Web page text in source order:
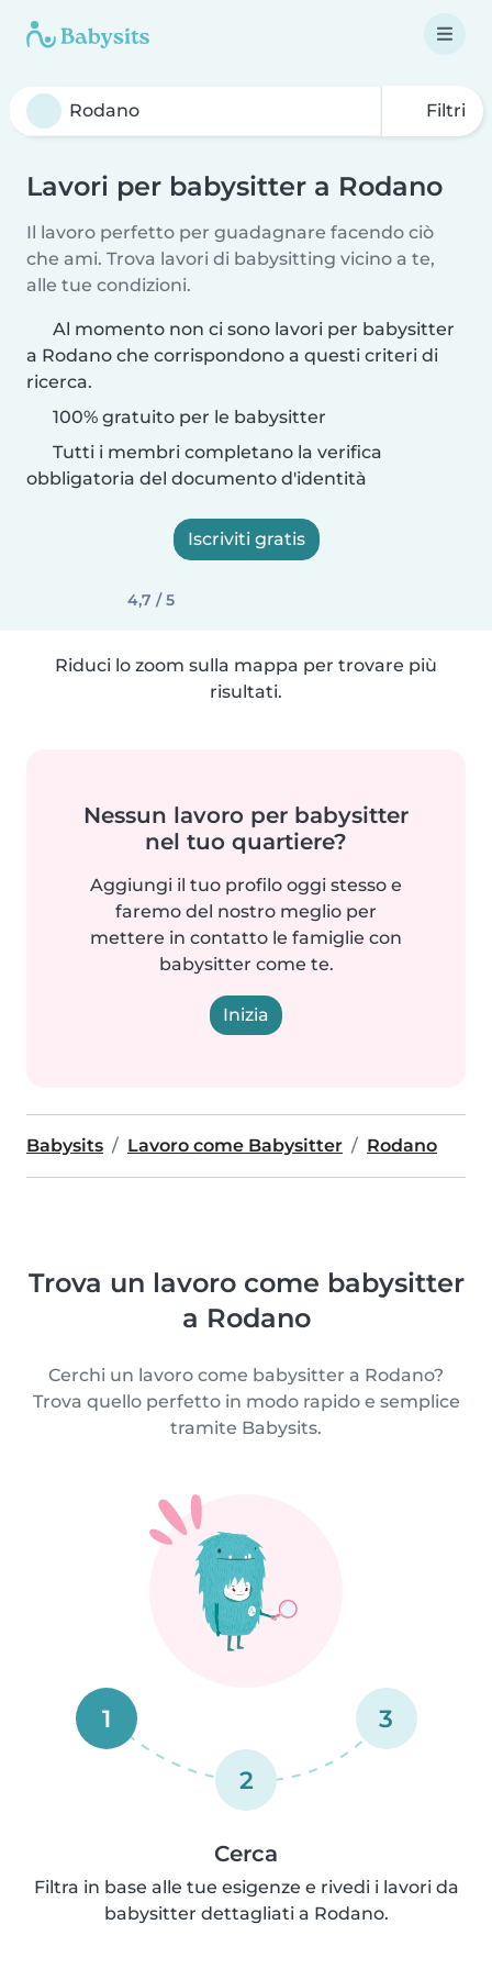
Filtri
Lavori per babysitter a Rodano
Il lavoro perfetto per guadagnare facendo ciò
che ami. Trova lavori di babysitting vicino a te,
alle tue condizioni.
Al momento non ci sono lavori per babysitter
a Rodano che corrispondono a questi criteri di
ricerca.
100% gratuito per le babysitter
Tutti i membri completano la verifica
obbligatoria del documento d'identità
Iscriviti gratis
4,7 / 5
Riduci lo zoom sulla mappa per trovare più
risultati.
Nessun lavoro per babysitter
nel tuo quartiere?
Aggiungi il tuo profilo oggi stesso e
faremo del nostro meglio per
mettere in contatto le famiglie con
babysitter come te.
Inizia
Babysits Lavoro come Babysitter Rodano
Trova un lavoro come babysitter
a Rodano
Cerchi un lavoro come babysitter a Rodano?
Trova quello perfetto in modo rapido e semplice
tramite Babysits.
1
2
3
Cerca
Filtra in base alle tue esigenze e rivedi i lavori da
babysitter dettagliati a Rodano.